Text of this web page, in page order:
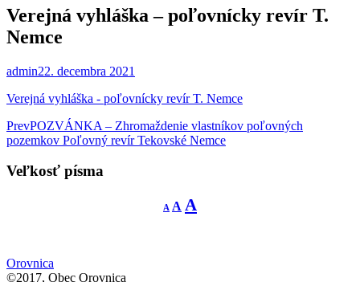
Verejná vyhláška – poľovnícky revír T.
Nemce
admin22. decembra 2021
Verejná vyhláška - poľovnícky revír T. Nemce
Post
navigation
PrevPOZVÁNKA – Zhromaždenie vlastníkov poľovných
pozemkov Poľovný revír Tekovské Nemce
Veľkosť písma
A
Decrease
font
A Reset
font
A
Orovnica
©2017, Obec Orovnica